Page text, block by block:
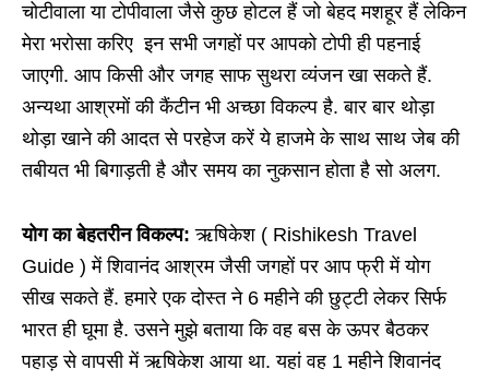
चोटीवाला या टोपीवाला जैसे कुछ होटल हैं जो बेहद मशहूर हैं लेकिन
मेरा भरोसा करिए इन सभी जगहों पर आपको टोपी ही पहनाई
जाएगी. आप किसी और जगह साफ सुथरा व्यंजन खा सकते हैं.
अन्यथा आश्रमों की कैंटीन भी अच्छा विकल्प है. बार बार थोड़ा
थोड़ा खाने की आदत से परहेज करें ये हाजमे के साथ साथ जेब की
तबीयत भी बिगाड़ती है और समय का नुकसान होता है सो अलग.
योग का बेहतरीन विकल्प: ऋषिकेश ( Rishikesh Travel
Guide ) में शिवानंद आश्रम जैसी जगहों पर आप फ्री में योग
सीख सकते हैं. हमारे एक दोस्त ने 6 महीने की छुट्टी लेकर सिर्फ
भारत ही घूमा है. उसने मुझे बताया कि वह बस के ऊपर बैठकर
पहाड़ से वापसी में ऋषिकेश आया था. यहां वह 1 महीने शिवानंद